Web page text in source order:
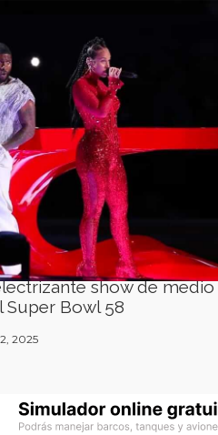
show de medio
Super Bowl 58
2025